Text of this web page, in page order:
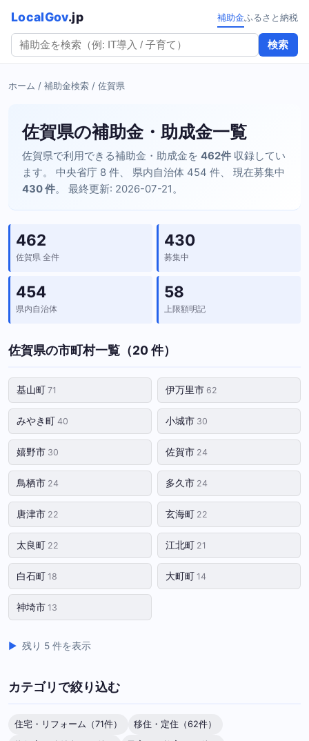
LocalGov.jp
検索
補助金ふるさと納税
ホーム / 補助金検索 / 佐賀県
佐賀県の補助金・助成金一覧
佐賀県で利用できる補助金・助成金を 462件 収録してい
ます。 中央省庁 8 件、 県内自治体 454 件、 現在募集中
430 件。 最終更新: 2026-07-21。
462
佐賀県 全件
430
募集中
454
県内自治体
58
上限額明記
佐賀県の市町村一覧（20 件）
基山町 71 伊万里市 62
みやき町 40 小城市 30
嬉野市 30 佐賀市 24
鳥栖市 24 多久市 24
唐津市 22 玄海町 22
太良町 22 江北町 21
白石町 18 大町町 14
神埼市 13
残り 5 件を表示
カテゴリで絞り込む
住宅・リフォーム（71件）
移住・定住（62件）